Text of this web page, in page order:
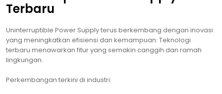
Terbaru
Uninterruptible Power Supply terus berkembang dengan inovasi
yang meningkatkan efisiensi dan kemampuan. Teknologi
terbaru menawarkan fitur yang semakin canggih dan ramah
lingkungan.
Perkembangan terkini di industri: